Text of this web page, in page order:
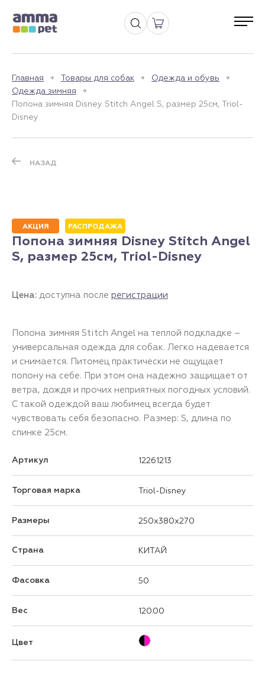
Главная Товары для собак
Одежда и обувь
Одежда зимняя
Попона зимняя Disney Stitch Angel S, размер 25см, Triol-
Disney
НАЗАД
АКЦИЯ РАСПРОДАЖА
Попона зимняя Disney Stitch Angel
S, размер 25см, Triol-Disney
Цена: доступна после регистрации
Попона зимняя Stitch Angel на теплой подкладке –
универсальная одежда для собак. Легко надевается
и снимается. Питомец практически не ощущает
попону на себе. При этом она надежно защищает от
ветра, дождя и прочих неприятных погодных условий.
С такой одеждой ваш любимец всегда будет
чувствовать себя безопасно. Размер: S, длина по
спинке 25см.
Артикул 12261213
Торговая марка Triol-Disney
Размеры 250x380x270
Страна КИТАЙ
Фасовка 50
Вес 120.00
Цвет